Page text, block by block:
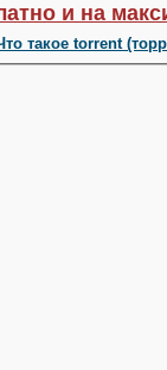
и на
такое torrent